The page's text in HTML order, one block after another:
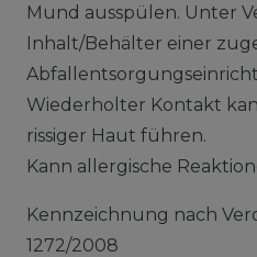
Mund ausspülen. Unter
Inhalt/Behälter einer
Wiederholter Kontakt
rissiger Haut führen.
Kann allergische
Kennzeichnung nach
1272/2008